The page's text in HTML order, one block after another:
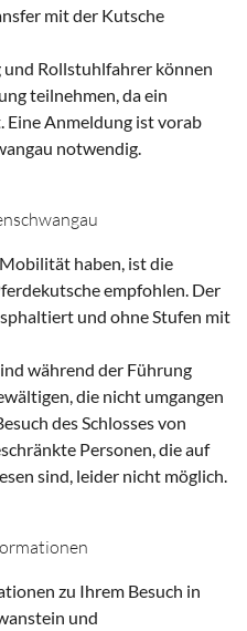
mit der Kutsche
Rollstuhlfahrer können
teilnehmen, da ein
Eine Anmeldung ist vorab
notwendig.
haben, ist die
empfohlen. Der
und ohne Stufen mit
während der Führung
die nicht umgangen
des Schlosses von
Personen, die auf
sind, leider nicht möglich.
zu Ihrem Besuch in
und